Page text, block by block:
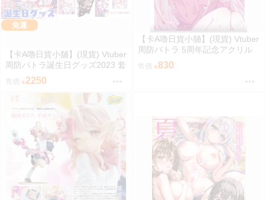
免運
【卡A嚕日貨小舖】(現貨) Vtuber
周防パトラ誕生日グッズ2023 套
售價 2250
【卡A嚕日貨小舖】(現貨) Vtuber
周防パトラ 5周年記念アクリル
ボード 壓克力立板
售價 830